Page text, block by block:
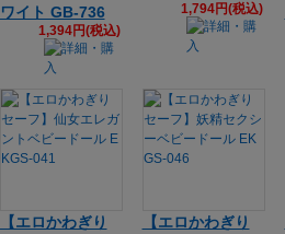
ワイト GB-736
1,394円(税込)
1,794円(税込)
【エロかわぎり
【エロかわぎり